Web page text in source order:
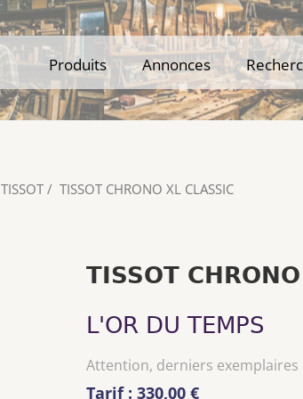
Produits Annonces
Produits Annonces
TISSOT / TISSOT CHRONO XL CLASSIC
TISSOT
L'OR DU TEMPS
Attention, derniers exemplaires
Tarif : 330,00 €